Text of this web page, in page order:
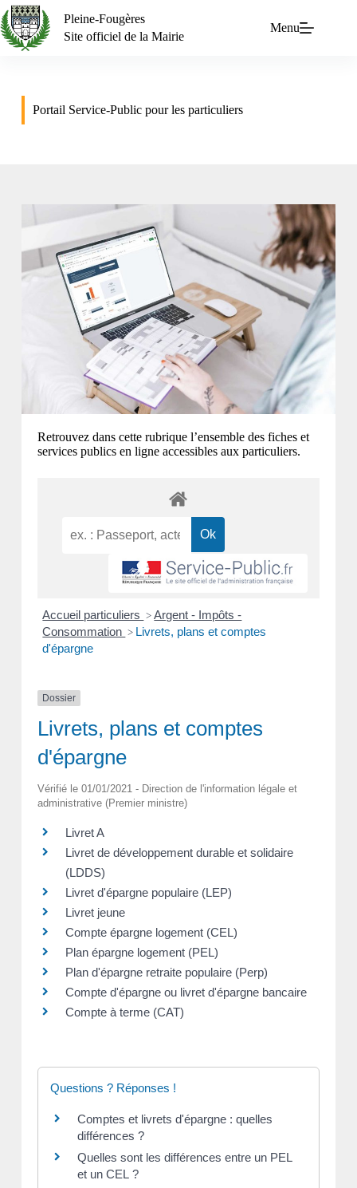
Pleine-Fougères
Site officiel de la Mairie
Menu
Portail Service-Public pour les particuliers
Retrouvez dans cette rubrique l’ensemble des fiches et
services publics en ligne accessibles aux particuliers.
Accueil particuliers > Argent - Impôts -
Consommation > Livrets, plans et comptes
d'épargne
Dossier
Livrets, plans et comptes
d'épargne
Vérifié le 01/01/2021 - Direction de l'information légale et
administrative (Premier ministre)
Livret A
Livret de développement durable et solidaire
(LDDS)
Livret d'épargne populaire (LEP)
Livret jeune
Compte épargne logement (CEL)
Plan épargne logement (PEL)
Plan d'épargne retraite populaire (Perp)
Compte d'épargne ou livret d'épargne bancaire
Compte à terme (CAT)
Questions ? Réponses !
Comptes et livrets d'épargne : quelles
différences ?
Quelles sont les différences entre un PEL
et un CEL ?